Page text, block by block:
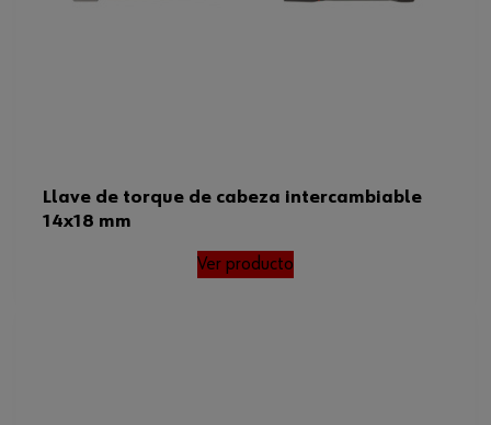
Llave de torque de cabeza intercambiable
14x18 mm
Ver producto